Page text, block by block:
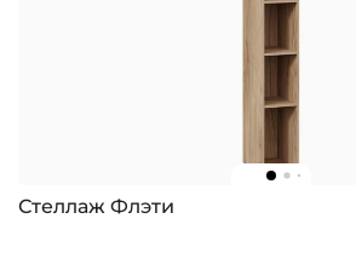
Стеллаж Флэти